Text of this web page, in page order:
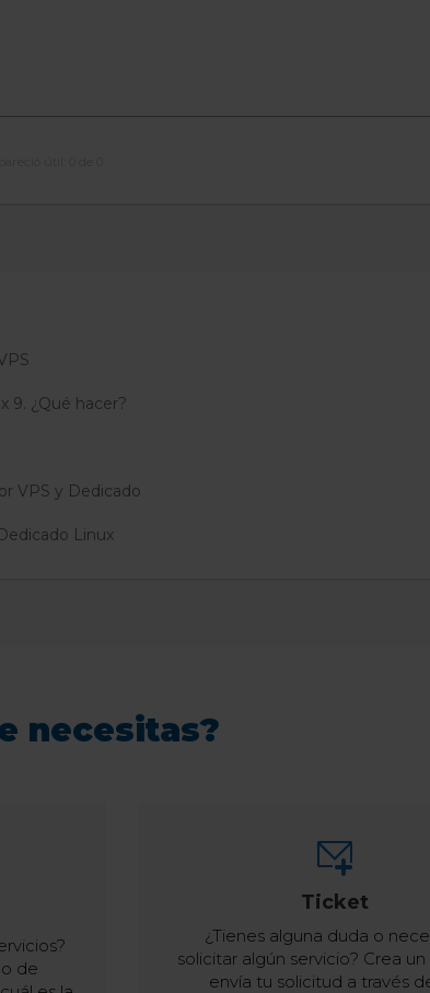
9. ¿Qué hacer?
VPS y Dedicado
Linux
necesitas?
de
Ticket
¿Tienes alguna duda o
solicitar algún servicio? Crea
envía tu solicitud a través